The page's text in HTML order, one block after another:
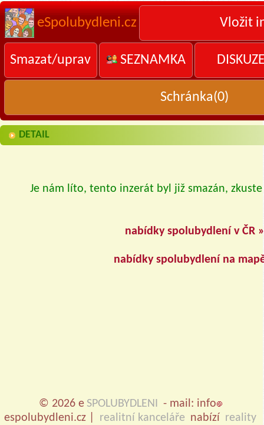
eSpolubydleni.cz Vložit
Smazat/uprav SEZNAMKA
Schránka(0)
DETAIL
Je nám líto, tento inzerát byl již smazán,
nabídky spolubydlení v ČR »
nabídky spolubydlení na
© 2026 e SPOLUBYDLENI - mail: info
espolubydleni.cz |
realitní kanceláře nabízí reality